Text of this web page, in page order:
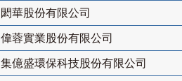
閎華股份有限公司
偉蓉實業股份有限公司
集億盛環保科技股份有限公司